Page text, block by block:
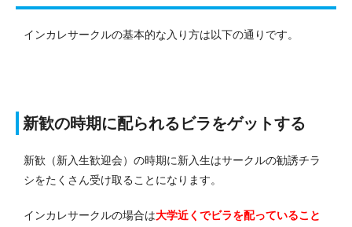
インカレサークルの基本的な入り方は以下の通りです。
新歓の時期に配られるビラをゲットする
新歓（新入生歓迎会）の時期に新入生はサークルの勧誘チラ
シをたくさん受け取ることになります。
インカレサークルの場合は大学近くでビラを配っていること